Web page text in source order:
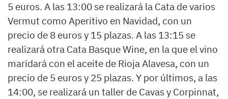
5 euros. A las 13:00 se realizará la Cata de varios
Vermut como Aperitivo en Navidad, con un
precio de 8 euros y 15 plazas. A las 13:15 se
realizará otra Cata Basque Wine, en la que el vino
maridará con el aceite de Rioja Alavesa, con un
precio de 5 euros y 25 plazas. Y por últimos, a las
14:00, se realizará un taller de Cavas y Corpinnat,